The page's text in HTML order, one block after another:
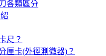
各類區分
尺？
厘卡(外徑測微器)？